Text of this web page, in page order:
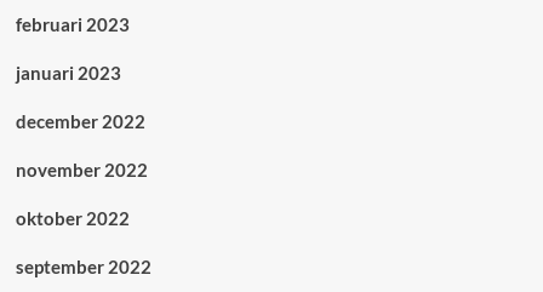
februari 2023
januari 2023
december 2022
november 2022
oktober 2022
september 2022